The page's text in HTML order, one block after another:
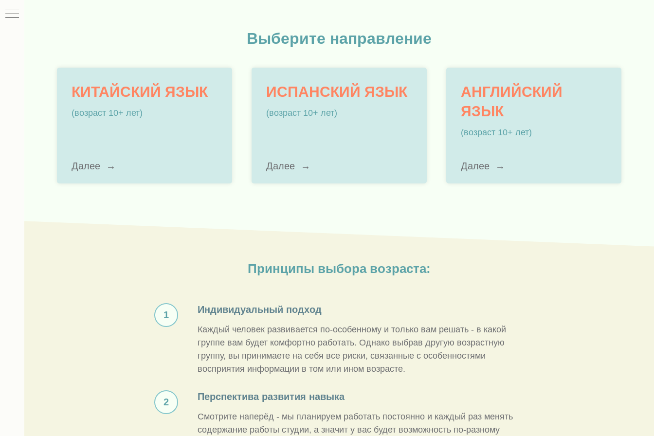
Выберите направление
КИТАЙСКИЙ ЯЗЫК
(возраст 10+ лет)
Далее
ИСПАНСКИЙ ЯЗЫК
(возраст 10+ лет)
Далее
АНГЛИЙСКИЙ
ЯЗЫК
(возраст 10+ лет)
Далее
Принципы выбора возраста:
Индивидуальный подход
Каждый человек развивается по-особенному и только вам решать - в какой
группе вам будет комфортно работать. Однако выбрав другую возрастную
группу, вы принимаете на себя все риски, связанные с особенностями
восприятия информации в том или ином возрасте.
Перспектива развития навыка
Смотрите наперёд - мы планируем работать постоянно и каждый раз менять
содержание работы студии, а значит у вас будет возможность по-разному